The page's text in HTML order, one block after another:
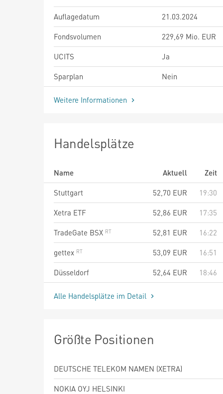
Auflagedatum
21.03.2024
Fondsvolumen
229,69 Mio. EUR
UCITS
Ja
Sparplan
Nein
Weitere Informationen
Handelsplätze
Name Aktuell
Zeit
Stuttgart
52,70 EUR
19:30
Xetra ETF
52,86 EUR
17:35
TradeGate BSX
52,81 EUR
16:22
gettex
53,09 EUR
16:51
Düsseldorf
52,64 EUR 18:46
Alle Handelsplätze im Detail
Größte Positionen
DEUTSCHE TELEKOM NAMEN (XETRA)
NOKIA OYJ HELSINKI